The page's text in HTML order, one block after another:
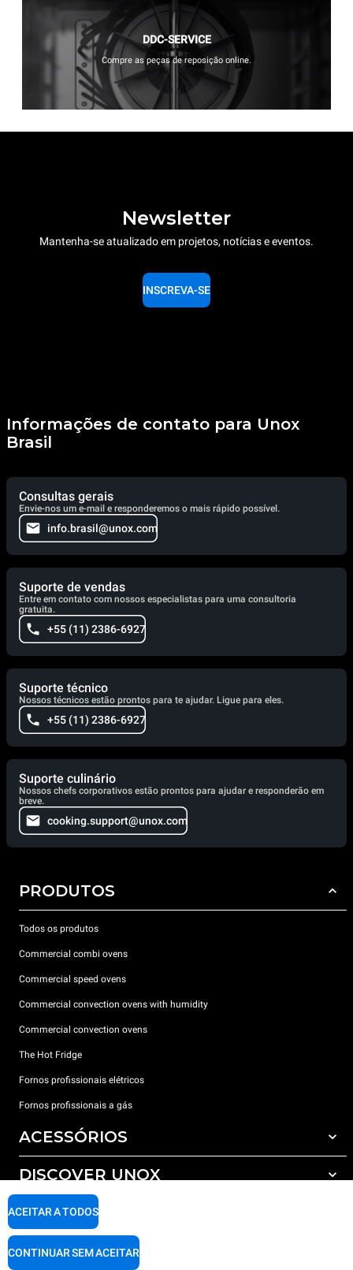
DDC-SERVICE
Compre as peças de reposição online.
Newsletter
Mantenha-se atualizado em projetos, notícias e eventos.
INSCREVA-SE
Informações de contato para Unox
Brasil
Consultas gerais
Envie-nos um e-mail e responderemos o mais rápido possível.
info.brasil@unox.com
Suporte de vendas
Entre em contato com nossos especialistas para uma consultoria
gratuita.
+55 (11) 2386-6927
Suporte técnico
Nossos técnicos estão prontos para te ajudar. Ligue para eles.
+55 (11) 2386-6927
Suporte culinário
Nossos chefs corporativos estão prontos para ajudar e responderão em
breve.
cooking.support@unox.com
PRODUTOS
Todos os produtos
Commercial combi ovens
Commercial speed ovens
Commercial convection ovens with humidity
Commercial convection ovens
The Hot Fridge
Fornos profissionais elétricos
Fornos profissionais a gás
ACESSÓRIOS
Todos os acessórios
Detergents for automatic washing
Detergents for manual washing
Water treatment with resin filters
DISCOVER UNOX
Os nossos escritórios no mundo
SUPPORT
Garantia Unox
ACEITAR A TODOS
CONTINUAR SEM ACEITAR